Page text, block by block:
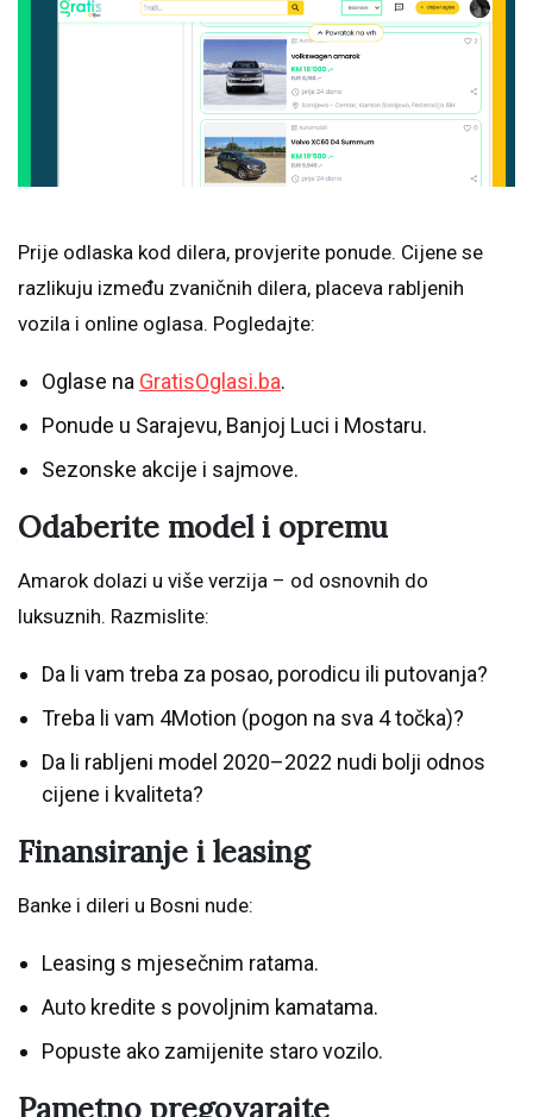
Prije odlaska kod dilera, provjerite ponude. Cijene se
razlikuju između zvaničnih dilera, placeva rabljenih
vozila i online oglasa. Pogledajte:
Oglase na GratisOglasi.ba.
Ponude u Sarajevu, Banjoj Luci i Mostaru.
Sezonske akcije i sajmove.
Odaberite model i opremu
Amarok dolazi u više verzija – od osnovnih do
luksuznih. Razmislite:
Da li vam treba za posao, porodicu ili putovanja?
Treba li vam 4Motion (pogon na sva 4 točka)?
Da li rabljeni model 2020–2022 nudi bolji odnos
cijene i kvaliteta?
Finansiranje i leasing
Banke i dileri u Bosni nude:
Leasing s mjesečnim ratama.
Auto kredite s povoljnim kamatama.
Popuste ako zamijenite staro vozilo.
Pametno pregovarajte